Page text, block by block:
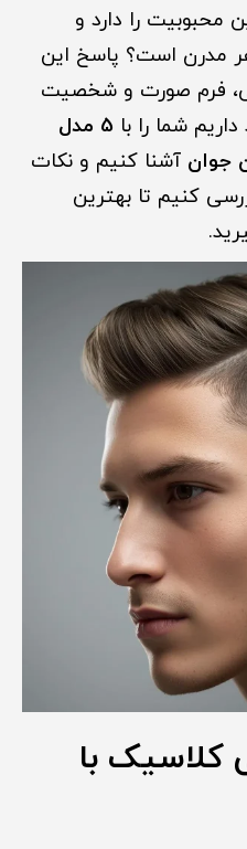
محبوبیت را دارد و
مدرن است؟ پاسخ این
فرم صورت و شخصیت
شما را با
5 مدل
جوان آشنا کنیم و نکات
کنیم تا بهترین
کلاسیک با